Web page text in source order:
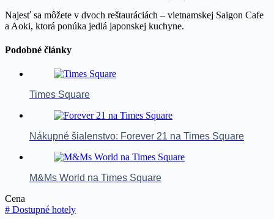
Najesť sa môžete v dvoch reštauráciách – vietnamskej Saigon Cafe
a Aoki, ktorá ponúka jedlá japonskej kuchyne.
Podobné články
Times Square
Nákupné šialenstvo: Forever 21 na Times Square
M&Ms World na Times Square
Cena
# Dostupné hotely